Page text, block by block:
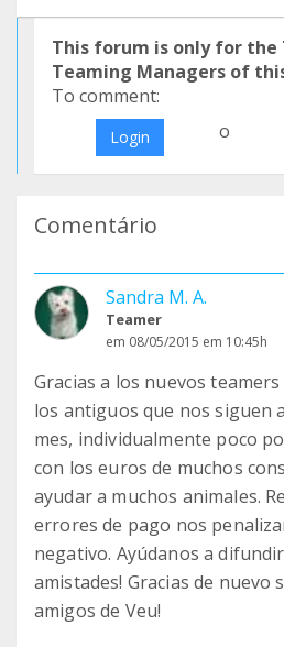
This forum is only for the
Teaming Managers of
To comment:
Login o
Comentário
Sandra M. A.
Teamer
em 08/05/2015 em 10:45h
Gracias a los nuevos
los antiguos que nos siguen
mes, individualmente poco
con los euros de muchos
ayudar a muchos animales.
errores de pago nos
negativo. Ayúdanos a
amistades! Gracias de nuevo
amigos de Veu!